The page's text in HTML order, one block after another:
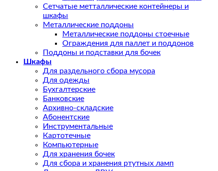
Сетчатые метталлические контейнеры и
шкафы
Металлические поддоны
Металлические поддоны стоечные
Ограждения для паллет и поддонов
Поддоны и подставки для бочек
Шкафы
Для раздельного сбора мусора
Для одежды
Бухгалтерские
Банковские
Архивно-складские
Абонентские
Инструментальные
Картотечные
Компьютерные
Для хранения бочек
Для сбора и хранения ртутных ламп